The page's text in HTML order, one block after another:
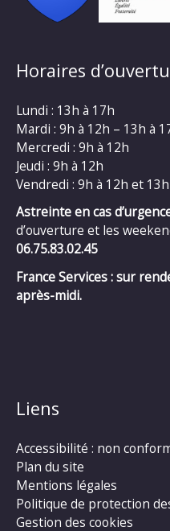
Horaires
Lundi : 13h à 17h
Mardi : 9h à 12h – 13h à
Mercredi : 9h à 12h
Jeudi : 9h à 12h
Vendredi : 9h à 12h et
Astreinte en cas
d’ouverture et les
06.75.83.02.45
France Services : sur
après-midi.
Liens
Accessibilité : non
Plan du site
Mentions légales
Politique de protection
Gestion des cookies